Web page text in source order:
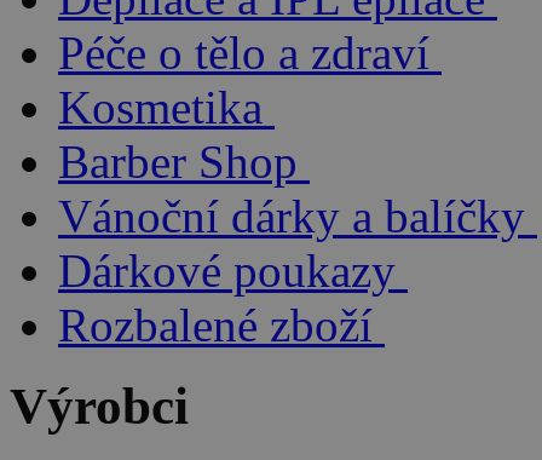
Péče o tělo a zdraví
Kosmetika
Barber Shop
Vánoční dárky a balíčky
Dárkové poukazy
Rozbalené zboží
Výrobci